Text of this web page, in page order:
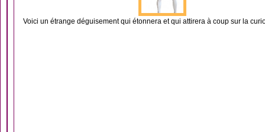
Voici un étrange déguisement qui étonnera et qui attirera à coup sur la